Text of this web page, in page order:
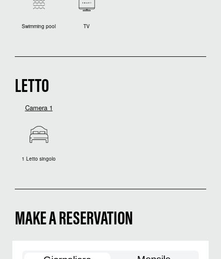
Swimming pool TV
LETTO
Camera 1
1 Letto singolo
MAKE A RESERVATION